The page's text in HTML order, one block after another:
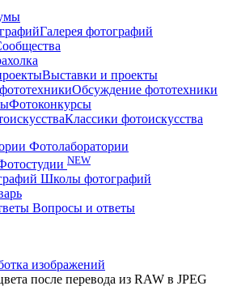
Галерея фотографий
Выставки и проекты
Обсуждение фототехники
Фотоконкурсы
Классики фотоискусства
Фотолаборатории
NEW
Школы фотографий
Вопросы и ответы
изображений
после перевода из RAW в JPEG